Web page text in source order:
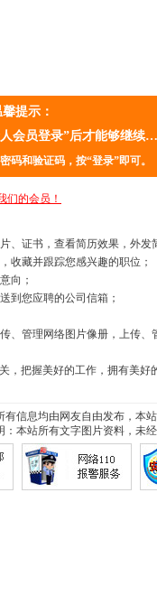
提示：
会员登录”后才能够继续…
码和验证码，按“登录”即可。
们的会员！
、证书，查看简历效果，外发
收藏并跟踪您感兴趣的职位；
向；
到您应聘的公司信箱；
、管理网络图片像册，上传、
，把握美好的工作，拥有美好
有信息均由网友自由发布，本
：本站所有文字图片资料，未